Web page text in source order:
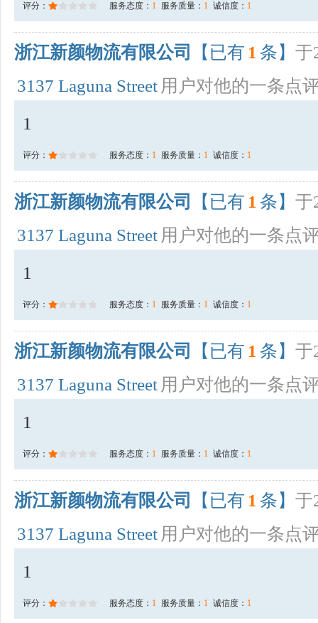
评分： 服务态度： 1 服务质量： 1 诚信度： 1
浙江新颜物流有限公司 【已有 1 条】 于
3137 Laguna Street 用户对他的一条点
1
评分： 服务态度： 1 服务质量： 1 诚信度： 1
浙江新颜物流有限公司 【已有 1 条】 于
3137 Laguna Street 用户对他的一条点
1
评分： 服务态度： 1 服务质量： 1 诚信度： 1
浙江新颜物流有限公司 【已有 1 条】 于
3137 Laguna Street 用户对他的一条点
1
评分： 服务态度： 1 服务质量： 1 诚信度： 1
浙江新颜物流有限公司 【已有 1 条】 于
3137 Laguna Street 用户对他的一条点
1
评分： 服务态度： 1 服务质量： 1 诚信度： 1